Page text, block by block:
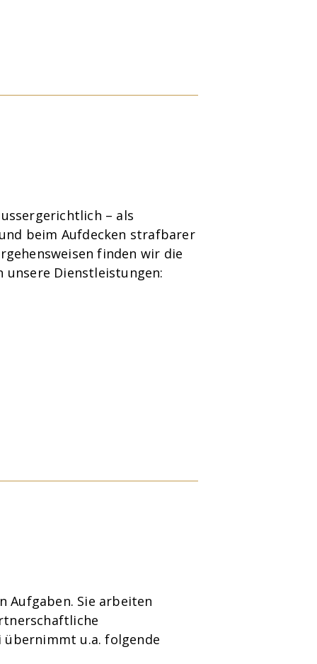
– als
beim Aufdecken strafbarer
finden wir die
unsere Dienstleistungen:
Aufgaben. Sie arbeiten
u.a. folgende